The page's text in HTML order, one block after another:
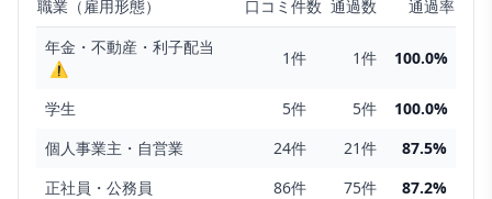
職業（雇用形態） 口コミ件数 通過数
通過率
年金・不動産・利子配当
⚠
1件 1件 100.0%
学生 5件 5件 100.0%
個人事業主・自営業
24件 21件 87.5%
正社員・公務員
86件 75件 87.2%